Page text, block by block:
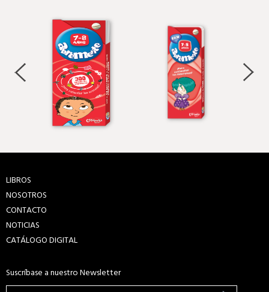
LIBROS
NOSOTROS
CONTACTO
NOTICIAS
CATÁLOGO DIGITAL
Suscríbase a nuestro Newsletter